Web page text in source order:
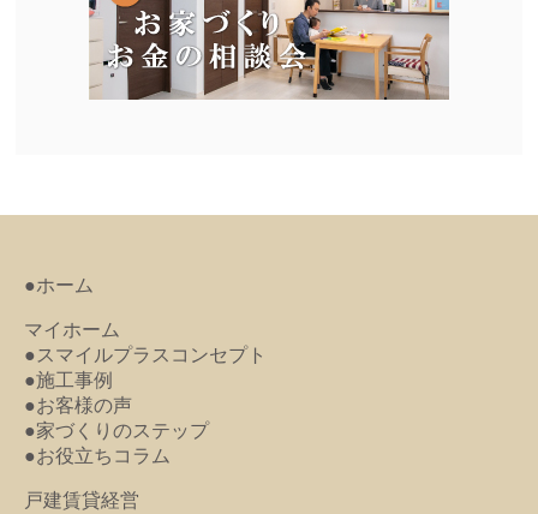
●ホーム
マイホーム
●スマイルプラスコンセプト
●施工事例
●お客様の声
●家づくりのステップ
●お役立ちコラム
戸建賃貸経営